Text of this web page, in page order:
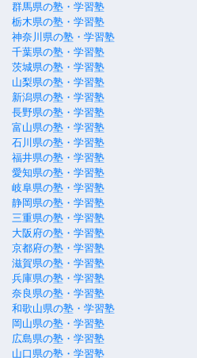
群馬県の塾・学習塾
栃木県の塾・学習塾
神奈川県の塾・学習塾
千葉県の塾・学習塾
茨城県の塾・学習塾
山梨県の塾・学習塾
新潟県の塾・学習塾
長野県の塾・学習塾
富山県の塾・学習塾
石川県の塾・学習塾
福井県の塾・学習塾
愛知県の塾・学習塾
岐阜県の塾・学習塾
静岡県の塾・学習塾
三重県の塾・学習塾
大阪府の塾・学習塾
京都府の塾・学習塾
滋賀県の塾・学習塾
兵庫県の塾・学習塾
奈良県の塾・学習塾
和歌山県の塾・学習塾
岡山県の塾・学習塾
広島県の塾・学習塾
山口県の塾・学習塾